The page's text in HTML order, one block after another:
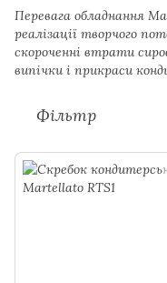
Перевага обладнання
реалізації творчого
скороченні втрати
випічки і прикраси
Фільтр